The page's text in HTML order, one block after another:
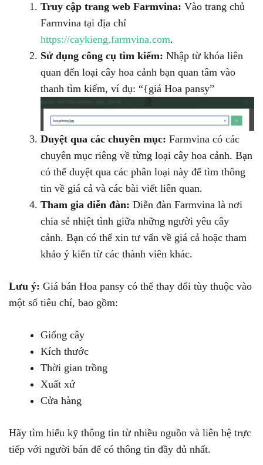
Truy cập trang web Farmvina: Vào trang chủ
Farmvina tại địa chỉ
https://caykieng.farmvina.com.
Sử dụng công cụ tìm kiếm: Nhập từ khóa liên
quan đến loại cây hoa cảnh bạn quan tâm vào
thanh tìm kiếm, ví dụ: “{giá Hoa pansy”
Duyệt qua các chuyên mục: Farmvina có các
chuyên mục riêng về từng loại cây hoa cảnh. Bạn
có thể duyệt qua các phân loại này để tìm thông
tin về giá cả và các bài viết liên quan.
Tham gia diễn đàn: Diễn đàn Farmvina là nơi
chia sẻ nhiệt tình giữa những người yêu cây
cảnh. Bạn có thể xin tư vấn về giá cả hoặc tham
khảo ý kiến từ các thành viên khác.
Lưu ý: Giá bán Hoa pansy có thể thay đổi tùy thuộc vào
một số tiêu chí, bao gồm:
Giống cây
Kích thước
Thời gian trồng
Xuất xứ
Cửa hàng
Hãy tìm hiểu kỹ thông tin từ nhiều nguồn và liên hệ trực
tiếp với người bán để có thông tin đầy đủ nhất.